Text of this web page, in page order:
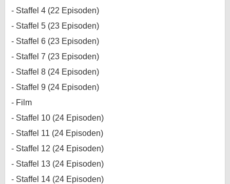
Staffel 4 (22 Episoden)
Staffel 5 (23 Episoden)
Staffel 6 (23 Episoden)
Staffel 7 (23 Episoden)
Staffel 8 (24 Episoden)
Staffel 9 (24 Episoden)
Film
Staffel 10 (24 Episoden)
Staffel 11 (24 Episoden)
Staffel 12 (24 Episoden)
Staffel 13 (24 Episoden)
Staffel 14 (24 Episoden)